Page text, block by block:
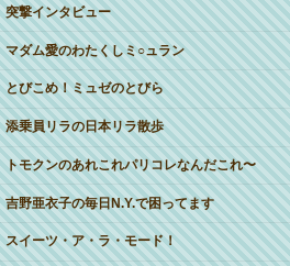
突撃インタビュー
マダム愛のわたくしミ○ュラン
とびこめ！ミュゼのとびら
添乗員リラの日本リラ散歩
トモクンのあれこれパリコレなんだこれ〜
吉野亜衣子の毎日N.Y.で困ってます
スイーツ・ア・ラ・モード！